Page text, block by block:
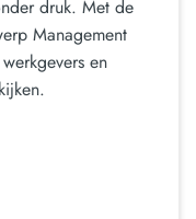
druk. Met de
Management
en